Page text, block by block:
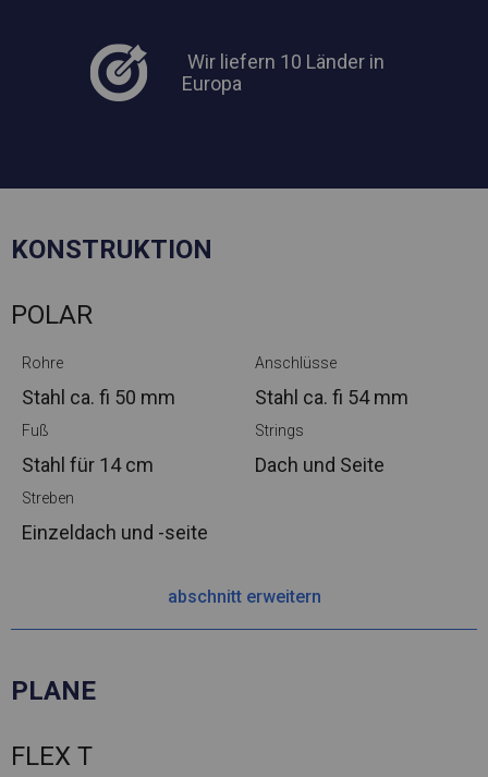
Wir liefern 10 Länder in
Europa
KONSTRUKTION
POLAR
Rohre
Stahl ca. fi 50 mm
Anschlüsse
Stahl ca. fi 54 mm
Fuß
Stahl für 14 cm
Strings
Dach und Seite
Streben
Einzeldach und -seite
abschnitt erweitern
PLANE
FLEX T